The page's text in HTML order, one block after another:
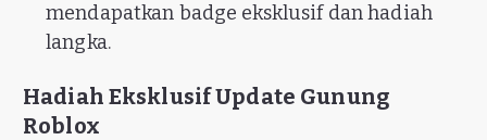
mendapatkan badge eksklusif dan hadiah
langka.
Hadiah Eksklusif Update Gunung
Roblox